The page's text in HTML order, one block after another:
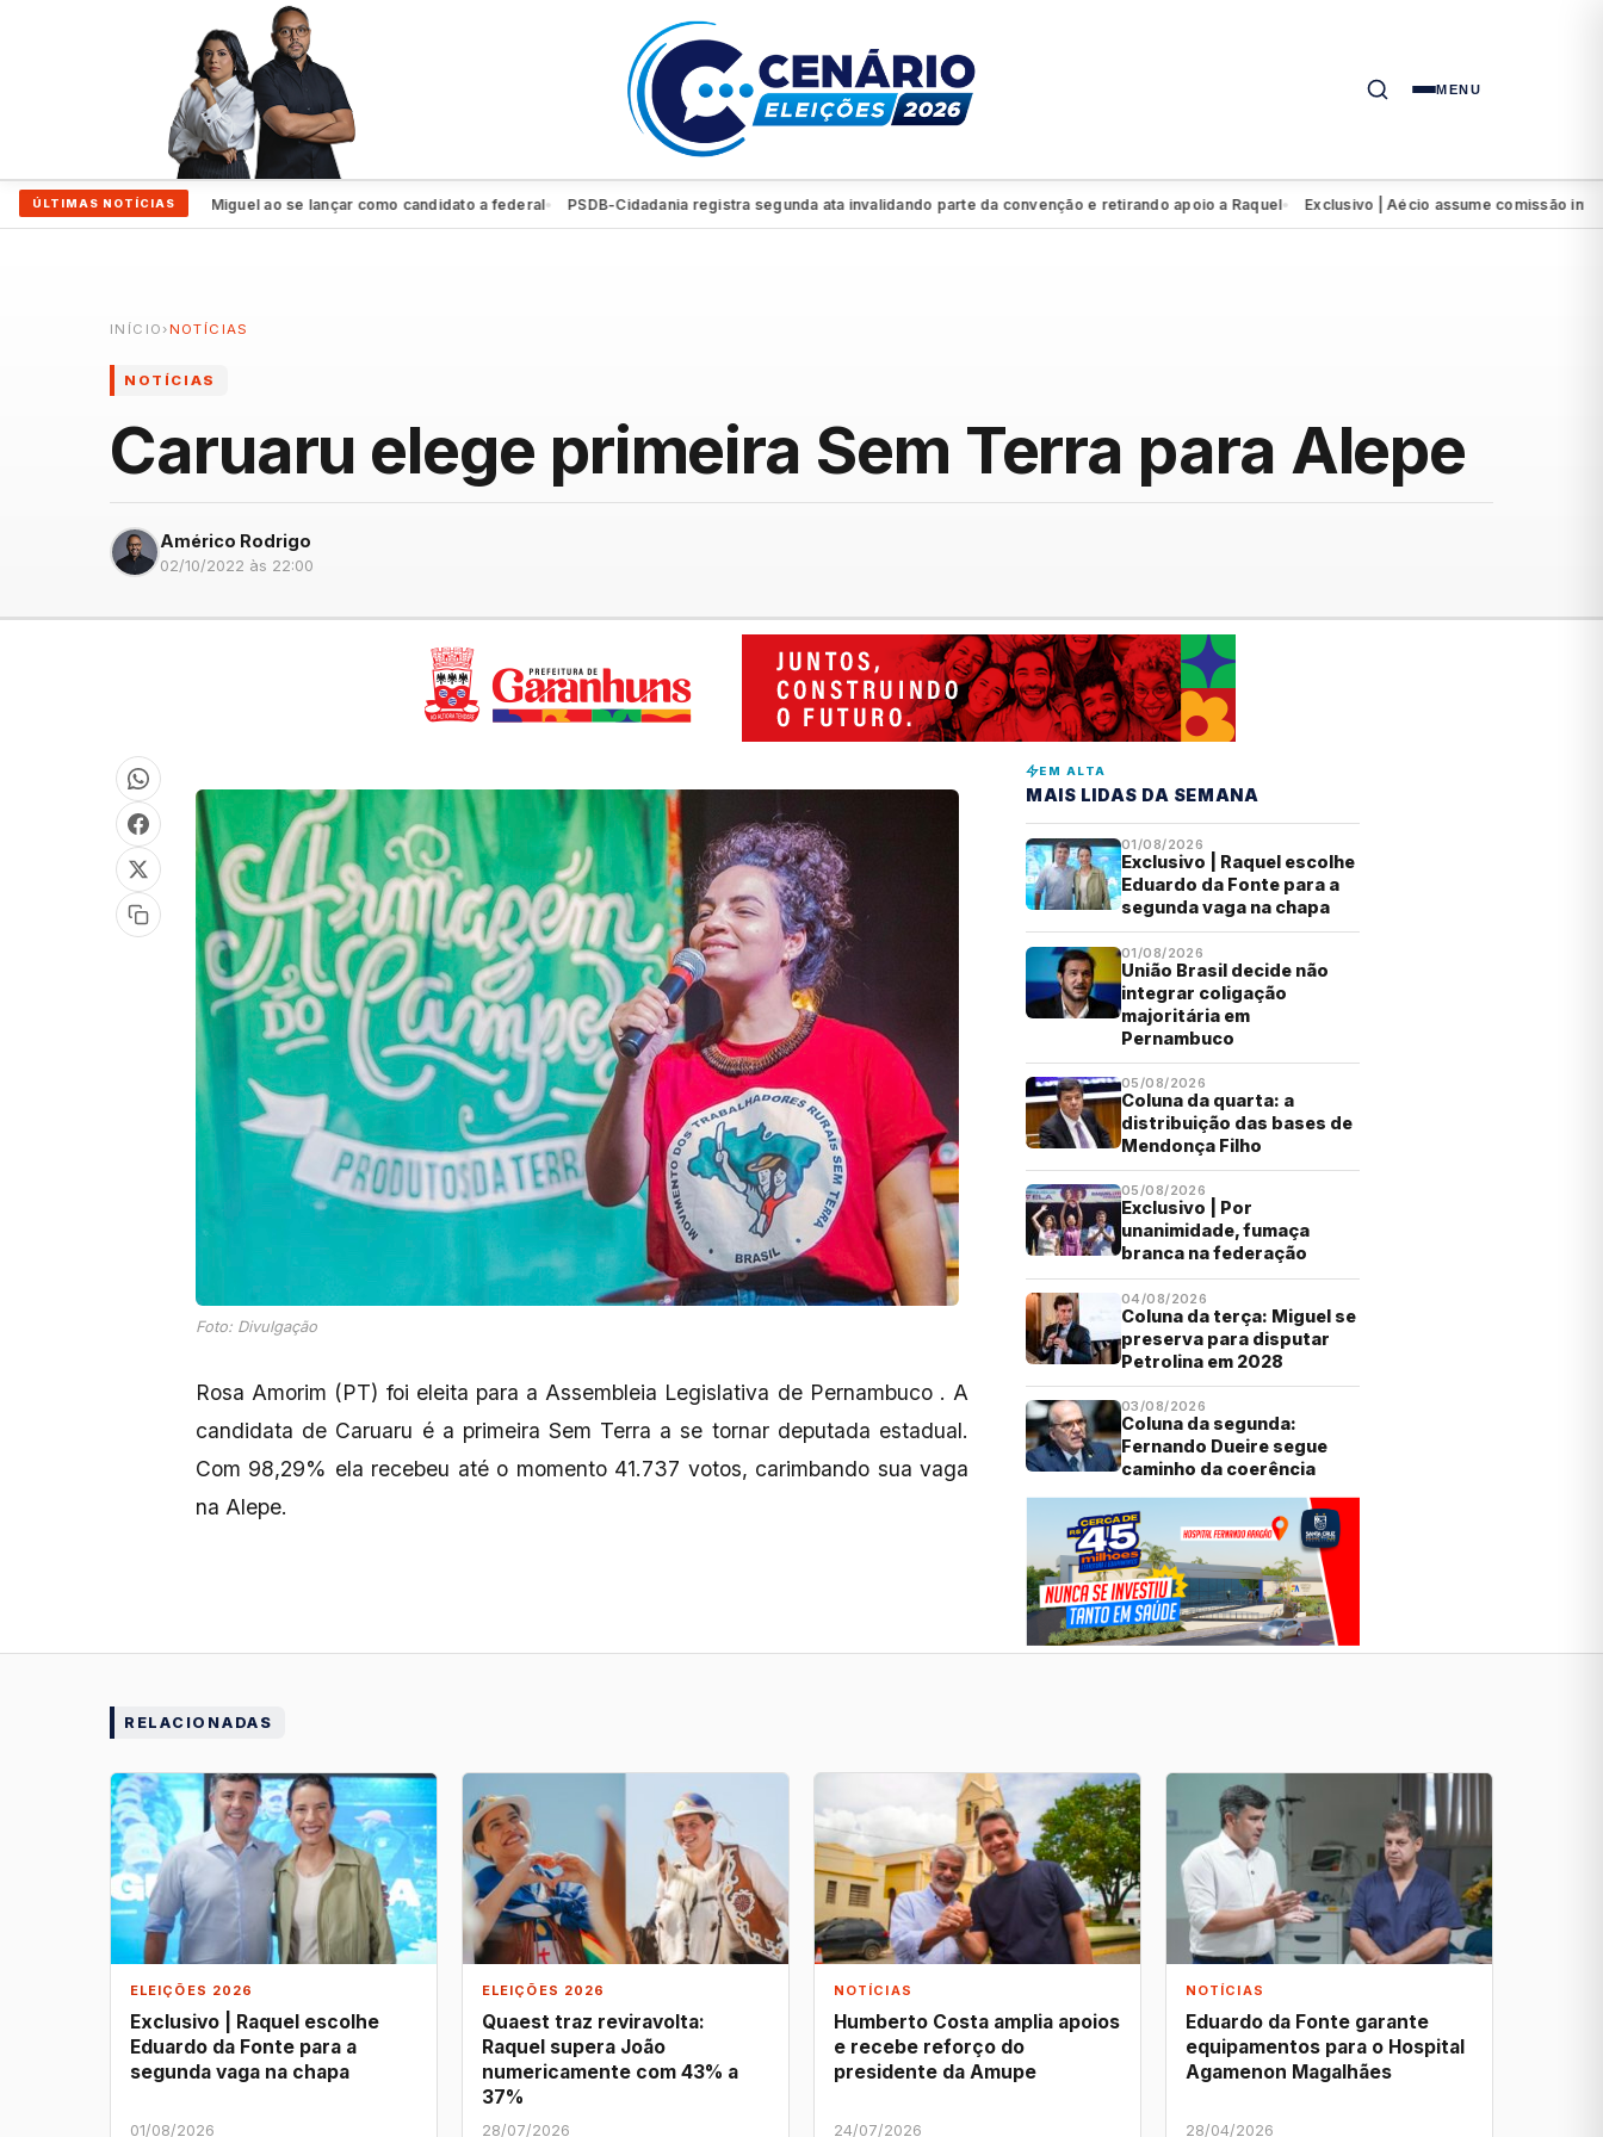
MENU
ÚLTIMAS NOTÍCIAS
vivos”, assegura Miguel ao se lançar como candidato a federal● PSDB-Cidadania registra segunda ata invalidando parte da convenção e retirando apoio a Raquel● Exclusivo | Aécio assume comissão
INÍCIO › NOTÍCIAS
NOTÍCIAS
Caruaru elege primeira Sem Terra para Alepe
Américo Rodrigo
02/10/2022 às 22:00
Foto: Divulgação
Rosa Amorim (PT) foi eleita para a Assembleia Legislativa de Pernambuco . A
candidata de Caruaru é a primeira Sem Terra a se tornar deputada estadual.
Com 98,29% ela recebeu até o momento 41.737 votos, carimbando sua vaga
na Alepe.
EM ALTA
MAIS LIDAS DA SEMANA
01/08/2026
Exclusivo | Raquel escolhe
Eduardo da Fonte para a
segunda vaga na chapa
01/08/2026
União Brasil decide não
integrar coligação
majoritária em
Pernambuco
05/08/2026
Coluna da quarta: a
distribuição das bases de
Mendonça Filho
05/08/2026
Exclusivo | Por
unanimidade, fumaça
branca na federação
04/08/2026
Coluna da terça: Miguel se
preserva para disputar
Petrolina em 2028
03/08/2026
Coluna da segunda:
Fernando Dueire segue
caminho da coerência
RELACIONADAS
ELEIÇÕES 2026
Exclusivo | Raquel escolhe
Eduardo da Fonte para a
segunda vaga na chapa
01/08/2026
ELEIÇÕES 2026
Quaest traz reviravolta:
Raquel supera João
numericamente com 43% a
37%
28/07/2026
NOTÍCIAS
Humberto Costa amplia apoios
e recebe reforço do
presidente da Amupe
24/07/2026
NOTÍCIAS
Eduardo da Fonte garante
equipamentos para o Hospital
Agamenon Magalhães
28/04/2026